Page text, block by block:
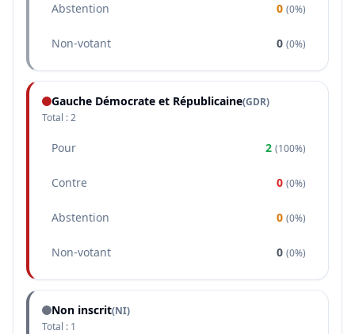
Abstention 0 (0%)
Non-votant 0 (0%)
Gauche Démocrate et Républicaine(GDR)
Total :2
Pour 2 (100%)
Contre 0 (0%)
Abstention 0 (0%)
Non-votant 0 (0%)
Non inscrit(NI)
Total : 1